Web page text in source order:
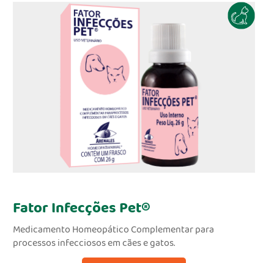
Fator Infecções Pet®
Medicamento Homeopático Complementar para
processos infecciosos em cães e gatos.